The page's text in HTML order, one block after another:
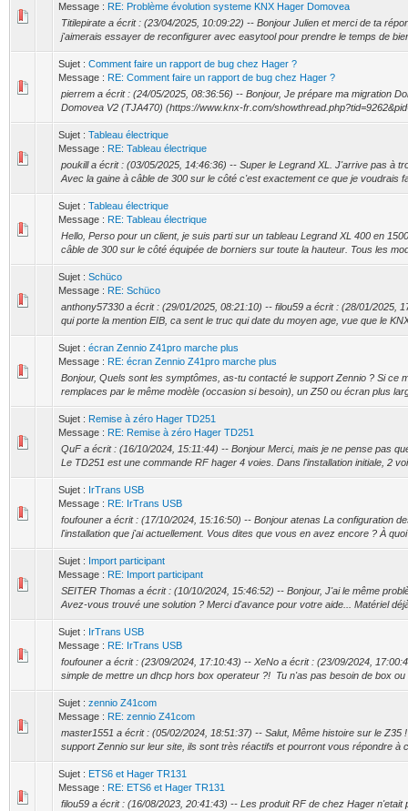
Message : RE: Problème évolution systeme KNX Hager Domovea
Titilepirate a écrit : (23/04/2025, 10:09:22) -- Bonjour Julien et merci de ta
j'aimerais essayer de reconfigurer avec easytool pour prendre le temps de
Sujet : Comment faire un rapport de bug chez Hager ?
Message : RE: Comment faire un rapport de bug chez Hager ?
pierrem a écrit : (24/05/2025, 08:36:56) -- Bonjour, Je prépare ma migration
Domovea V2 (TJA470) (https://www.knx-fr.com/
Sujet : Tableau électrique
Message : RE: Tableau électrique
poukill a écrit : (03/05/2025, 14:46:36) -- Super le Legrand XL. J'arrive pas à
Avec la gaine à câble de 300 sur le côté c'est exactement ce que je voudrais
Sujet : Tableau électrique
Message : RE: Tableau électrique
Hello, Perso pour un client, je suis parti sur un tableau Legrand XL 400 en
câble de 300 sur le côté équipée de borniers sur toute la hauteur. Tous les
Sujet : Schüco
Message : RE: Schüco
anthony57330 a écrit : (29/01/2025, 08:21:10) -- filou59 a écrit : (28/01/2025,
qui porte la mention EIB, ca sent le truc qui date du moyen age, vue que le
Sujet : écran Zennio Z41pro marche plus
Message : RE: écran Zennio Z41pro marche plus
Bonjour, Quels sont les symptômes, as-tu contacté le support Zennio ? Si ce
remplaces par le même modèle (occasion si besoin), un Z50 ou écran plus
Sujet : Remise à zéro Hager TD251
Message : RE: Remise à zéro Hager TD251
QuF a écrit : (16/10/2024, 15:11:44) -- Bonjour Merci, mais je ne pense pas
Le TD251 est une commande RF hager 4 voies. Dans l'installation initiale, 2
Sujet : IrTrans USB
Message : RE: IrTrans USB
foufouner a écrit : (17/10/2024, 15:16:50) -- Bonjour atenas La configuration
l'installation que j'ai actuellement. Vous dites que vous en avez encore ? À
Sujet : Import participant
Message : RE: Import participant
SEITER Thomas a écrit : (10/10/2024, 15:46:52) -- Bonjour, J'ai le même
Avez-vous trouvé une solution ? Merci d'avance pour votre aide... Matériel
Sujet : IrTrans USB
Message : RE: IrTrans USB
foufouner a écrit : (23/09/2024, 17:10:43) -- XeNo a écrit : (23/09/2024,
simple de mettre un dhcp hors box operateur ?! Tu n'as pas besoin de box ou
Sujet : zennio Z41com
Message : RE: zennio Z41com
master1551 a écrit : (05/02/2024, 18:51:37) -- Salut, Même histoire sur le Z35
support Zennio sur leur site, ils sont très réactifs et pourront vous répondre à
Sujet : ETS6 et Hager TR131
Message : RE: ETS6 et Hager TR131
filou59 a écrit : (16/08/2023, 20:41:43) -- Les produit RF de chez Hager n'etait